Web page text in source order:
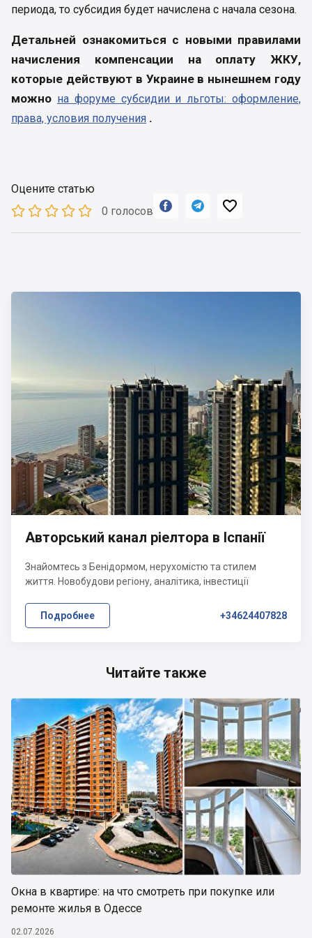
периода, то субсидия будет начислена с начала сезона.
Детальней ознакомиться с новыми правилами
начисления компенсации на оплату ЖКУ,
которые действуют в Украине в нынешнем году
можно на форуме субсидии и льготы: оформление,
права, условия получения .
Оцените статью
0 голосов
  
Читайте также
Окна в квартире: на что смотреть при покупке или
ремонте жилья в Одессе
02.07.2026
Авторський канал ріелтора в Іспанії
Знайомтесь з Бенідормом, нерухомістю та стилем
життя. Новобудови регіону, аналітика, інвестиції
Подробнее +34624407828